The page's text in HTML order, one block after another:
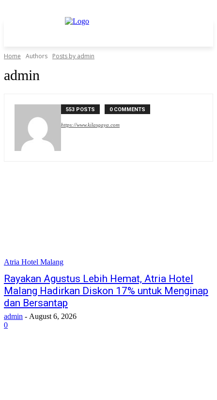
Home Authors Posts by admin
admin
553 POSTS 0 COMMENTS
https://www.kilasgaya.com
Atria Hotel Malang
Rayakan Agustus Lebih Hemat, Atria Hotel
Malang Hadirkan Diskon 17% untuk Menginap
dan Bersantap
admin - August 6, 2026
0